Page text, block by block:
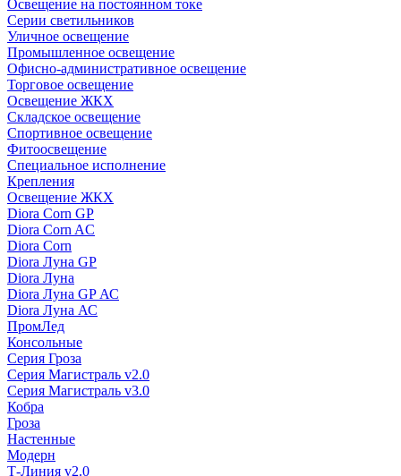
Освещение на постоянном токе
Серии светильников
Уличное освещение
Промышленное освещение
Офисно-административное освещение
Торговое освещение
Освещение ЖКХ
Складское освещение
Спортивное освещение
Фитоосвещение
Специальное исполнение
Крепления
Освещение ЖКХ
Diora Corn GP
Diora Corn AC
Diora Corn
Diora Луна GP
Diora Луна
Diora Луна GP АС
Diora Луна АС
ПромЛед
Консольные
Серия Гроза
Серия Магистраль v2.0
Серия Магистраль v3.0
Кобра
Гроза
Настенные
Модерн
Т-Линия v2.0